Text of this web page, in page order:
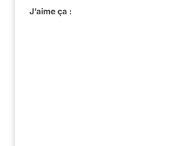
J’aime ça :